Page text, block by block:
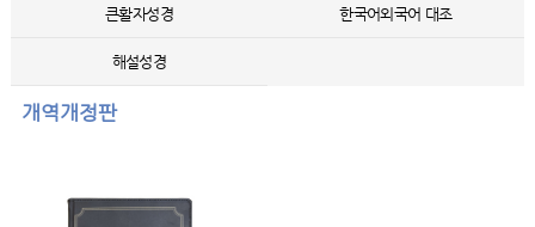
큰활자성경 한국어외국어 대조
해설성경
개역개정판